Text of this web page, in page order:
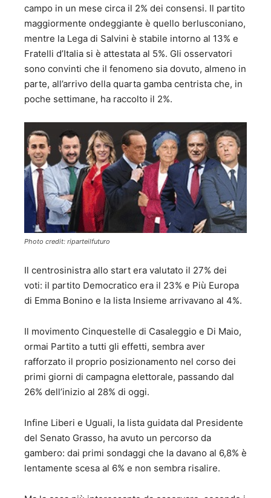
campo in un mese circa il 2% dei consensi. Il partito
maggiormente ondeggiante è quello berlusconiano,
mentre la Lega di Salvini è stabile intorno al 13% e
Fratelli d’Italia si è attestata al 5%. Gli osservatori
sono convinti che il fenomeno sia dovuto, almeno in
parte, all’arrivo della quarta gamba centrista che, in
poche settimane, ha raccolto il 2%.
Photo credit: riparteilfuturo
Il centrosinistra allo start era valutato il 27% dei
voti: il partito Democratico era il 23% e Più Europa
di Emma Bonino e la lista Insieme arrivavano al 4%.
Il movimento Cinquestelle di Casaleggio e Di Maio,
ormai Partito a tutti gli effetti, sembra aver
rafforzato il proprio posizionamento nel corso dei
primi giorni di campagna elettorale, passando dal
26% dell’inizio al 28% di oggi.
Infine Liberi e Uguali, la lista guidata dal Presidente
del Senato Grasso, ha avuto un percorso da
gambero: dai primi sondaggi che la davano al 6,8% è
lentamente scesa al 6% e non sembra risalire.